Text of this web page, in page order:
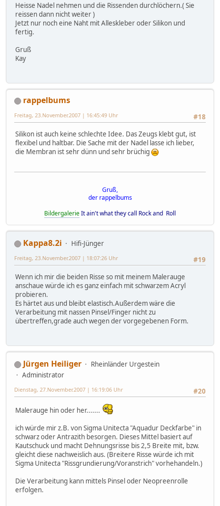
Heisse Nadel nehmen und die Rissenden durchlöchern.( Sie
reissen dann nicht weiter )
Jetzt nur noch eine Naht mit Alleskleber oder Silikon und
fertig.
Gruß
Kay
rappelbums
#18
Freitag, 23.November.2007 | 16:45:49 Uhr
Silikon ist auch keine schlechte Idee. Das Zeugs klebt gut, ist
flexibel und haltbar. Die Sache mit der Nadel lasse ich lieber,
die Membran ist sehr dünn und sehr brüchig
Gruß,
der rappelbums
BildergalerieIt ain't what they call Rock and Roll
Kappa8.2i
Hifi-Jünger
#19
Freitag, 23.November.2007 | 18:07:26 Uhr
Wenn ich mir die beiden Risse so mit meinem Malerauge
anschaue würde ich es ganz einfach mit schwarzem Acryl
probieren.
Es härtet aus und bleibt elastisch.Außerdem wäre die
Verarbeitung mit nassen Pinsel/Finger nicht zu
übertreffen,grade auch wegen der vorgegebenen Form.
Jürgen Heiliger
Rheinländer Urgestein
Administrator
#20
Dienstag, 27.November.2007 | 16:19:06 Uhr
Malerauge hin oder her.......
ich würde mir z.B. von Sigma Unitecta "Aquadur Deckfarbe" in
schwarz oder Antrazith besorgen. Dieses Mittel basiert auf
Kautschuck und macht Dehnungsrisse bis 2,5 Breite mit, bzw.
gleicht diese nachweislich aus. (Breitere Risse würde ich mit
Sigma Unitecta "Rissgrundierung/Voranstrich" vorhehandeln.)
Die Verarbeitung kann mittels Pinsel oder Neopreenrolle
erfolgen.